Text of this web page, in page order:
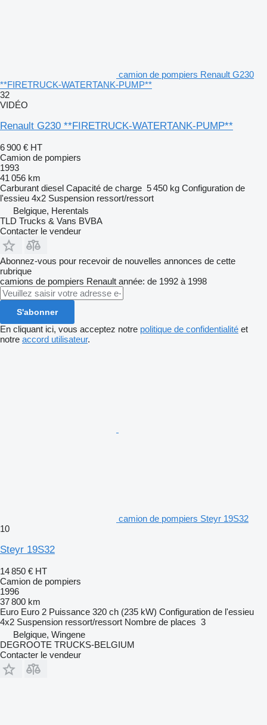
camion de pompiers Renault G230
**FIRETRUCK-WATERTANK-PUMP**
32
VIDÉO
Renault G230 **FIRETRUCK-WATERTANK-PUMP**
6 900 € HT
Camion de pompiers
1993
41 056 km
Carburant diesel Capacité de charge 5 450 kg Configuration de
l'essieu 4x2 Suspension ressort/ressort
Belgique, Herentals
TLD Trucks & Vans BVBA
Contacter le vendeur
Abonnez-vous pour recevoir de nouvelles annonces de cette
rubrique
camions de pompiers Renault année: de 1992 à 1998
S'abonner
En cliquant ici, vous acceptez notre politique de confidentialité et
notre accord utilisateur.
camion de pompiers Steyr 19S32
10
Steyr 19S32
14 850 € HT
Camion de pompiers
1996
37 800 km
Euro Euro 2 Puissance 320 ch (235 kW) Configuration de l'essieu
4x2 Suspension ressort/ressort Nombre de places 3
Belgique, Wingene
DEGROOTE TRUCKS-BELGIUM
Contacter le vendeur